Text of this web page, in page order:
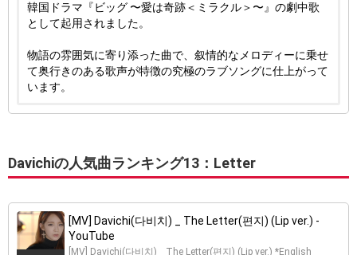
韓国ドラマ『ビッグ 〜愛は奇跡＜ミラクル＞〜』の劇中歌
として起用されました。
物語の雰囲気に寄り添った曲で、叙情的なメロディーに乗せ
て奥行きのある歌声が特徴の究極のラブソングに仕上がって
います。
Davichiの人気曲ランキング13：Letter
[MV] Davichi(다비치) _ The Letter(편지) (Lip ver.) -
YouTube
[MV] Davichi(다비치) _ The Letter(편지) (Lip ver.) *English